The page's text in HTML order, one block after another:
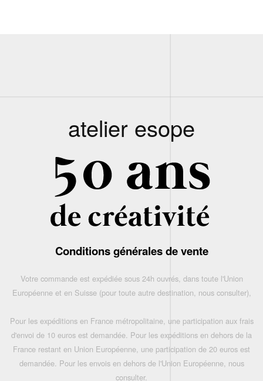
atelier esope
Conditions générales de vente
Votre commande est expédiée sous 24h ouvrés, dans toute l'Union
Européenne et en Suisse (pour toute autre destination, nous consulter),
Pour les expéditions en France métropolitaine, une participation aux frais
d'envoi de 10 euros est demandée. Pour les expéditions en dehors de la
France restant en Union Européenne, une participation de 20 euros est
demandée. Pour les envois en dehors de l'Union Européenne, nous
consulter.